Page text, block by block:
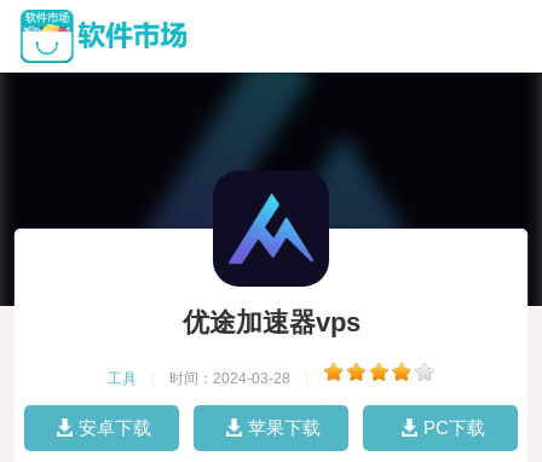
优途加速器vps
工具 时间：2024-03-28
安卓下载 苹果下载 PC下载